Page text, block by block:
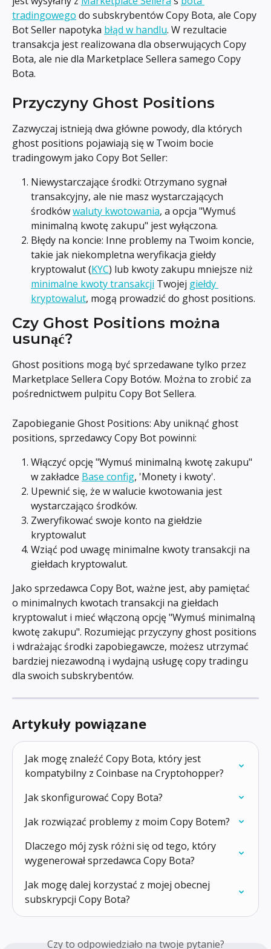
tradingowego do subskrybentów Copy Bota, ale Copy
Bot Seller napotyka błąd w handlu. W rezultacie
transakcja jest realizowana dla obserwujących Copy
Bota, ale nie dla Marketplace Sellera samego Copy
Bota.
Przyczyny Ghost Positions
Zazwyczaj istnieją dwa główne powody, dla których
ghost positions pojawiają się w Twoim bocie
tradingowym jako Copy Bot Seller:
Niewystarczające środki: Otrzymano sygnał
transakcyjny, ale nie masz wystarczających
środków waluty kwotowania, a opcja "Wymuś
minimalną kwotę zakupu" jest wyłączona.
Błędy na koncie: Inne problemy na Twoim koncie,
takie jak niekompletna weryfikacja giełdy
kryptowalut (KYC) lub kwoty zakupu mniejsze niż
minimalne kwoty transakcji Twojej giełdy
kryptowalut, mogą prowadzić do ghost positions.
Czy Ghost Positions można
usunąć?
Ghost positions mogą być sprzedawane tylko przez
Marketplace Sellera Copy Botów. Można to zrobić za
pośrednictwem pulpitu Copy Bot Sellera.
Zapobieganie Ghost Positions: Aby uniknąć ghost
positions, sprzedawcy Copy Bot powinni:
Włączyć opcję "Wymuś minimalną kwotę zakupu"
w zakładce Base config, 'Monety i kwoty'.
Upewnić się, że w walucie kwotowania jest
wystarczająco środków.
Zweryfikować swoje konto na giełdzie
kryptowalut
Wziąć pod uwagę minimalne kwoty transakcji na
giełdach kryptowalut.
Jako sprzedawca Copy Bot, ważne jest, aby pamiętać
o minimalnych kwotach transakcji na giełdach
kryptowalut i mieć włączoną opcję "Wymuś minimalną
kwotę zakupu". Rozumiejąc przyczyny ghost positions
i wdrażając środki zapobiegawcze, możesz utrzymać
bardziej niezawodną i wydajną usługę copy tradingu
dla swoich subskrybentów.
Artykuły powiązane
Jak mogę znaleźć Copy Bota, który jest
kompatybilny z Coinbase na Cryptohopper?
Jak skonfigurować Copy Bota?
Jak rozwiązać problemy z moim Copy Botem?
Dlaczego mój zysk różni się od tego, który
wygenerował sprzedawca Copy Bota?
Jak mogę dalej korzystać z mojej obecnej
subskrypcji Copy Bota?
Czy to odpowiedziało na twoje pytanie?